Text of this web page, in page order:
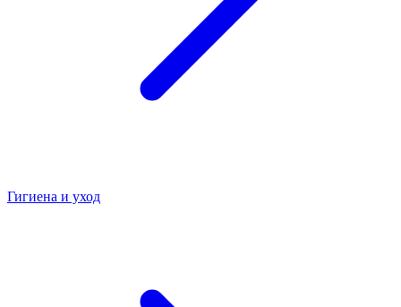
Гигиена и уход